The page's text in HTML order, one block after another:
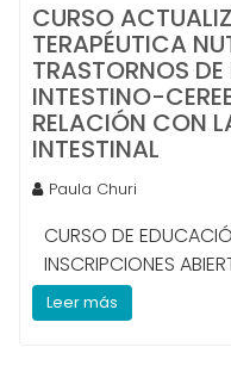
CURSO
TERAPÉUTICA
TRASTORNOS
INTESTINO-
RELACIÓN CON
INTESTINAL
Paula Churi
CURSO DE
INSCRIPCIONES
Leer más